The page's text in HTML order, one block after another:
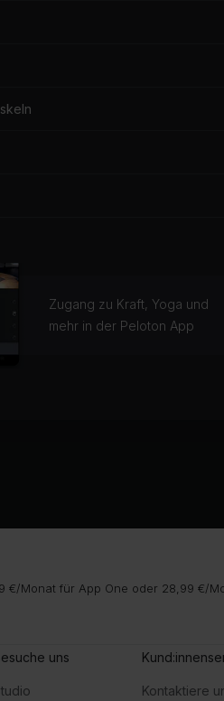
Zugang zu Kraft, Yoga und
mehr in der Peloton App
€/Monat für App One oder 28,99
uns
Kontaktiere